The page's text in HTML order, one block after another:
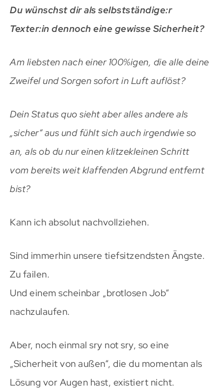
Du wünschst dir als selbstständige:r
Texter:in dennoch eine gewisse Sicherheit?
Am liebsten nach einer 100%igen, die alle deine
Zweifel und Sorgen sofort in Luft auflöst?
Dein Status quo sieht aber alles andere als
„sicher“ aus und fühlt sich auch irgendwie so
an, als ob du nur einen klitzekleinen Schritt
vom bereits weit klaffenden Abgrund entfernt
bist?
Kann ich absolut nachvollziehen.
Sind immerhin unsere tiefsitzendsten Ängste.
Zu failen.
Und einem scheinbar „brotlosen Job“
nachzulaufen.
Aber, noch einmal sry not sry, so eine
„Sicherheit von außen“, die du momentan als
Lösung vor Augen hast, existiert nicht.